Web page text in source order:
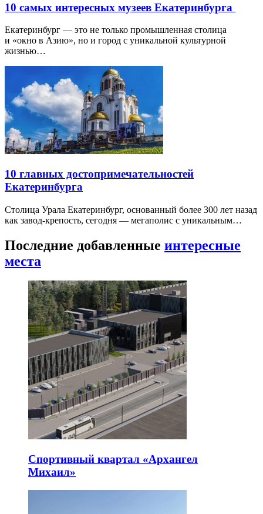
10 самых интересных музеев Екатеринбурга
Екатеринбург — это не только промышленная столица
и «окно в Азию», но и город с уникальной культурной
жизнью…
10 главных достопримечательностей
Екатеринбурга
Столица Урала Екатеринбург, основанный более 300 лет назад
как завод-крепость, сегодня — мегаполис с уникальным…
Последние добавленные интересные
места
Спортивный квартал «Архангел
Михаил»